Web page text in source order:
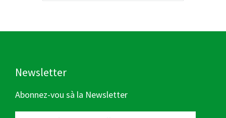
Newsletter
Abonnez-vou sà la Newsletter